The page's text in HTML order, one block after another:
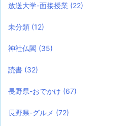
放送大学-面接授業 (22)
未分類 (12)
神社仏閣 (35)
読書 (32)
長野県-おでかけ (67)
長野県-グルメ (72)